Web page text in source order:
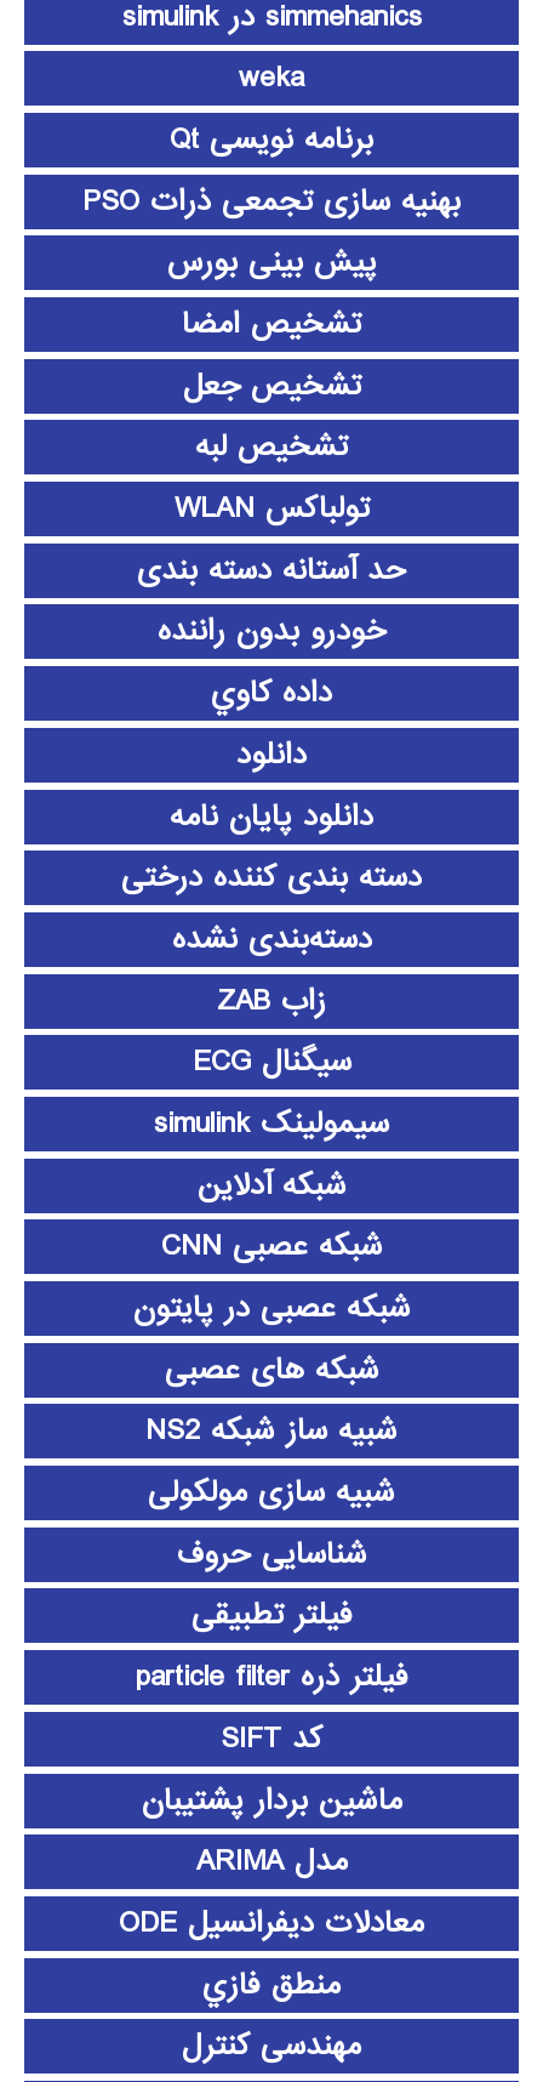
simmehanics در simulink
weka
برنامه نویسی Qt
بهنیه سازی تجمعی ذرات PSO
پیش بینی بورس
تشخیص امضا
تشخیص جعل
تشخیص لبه
تولباکس WLAN
حد آستانه دسته بندی
خودرو بدون راننده
داده كاوي
دانلود
دانلود پايان نامه
دسته بندی کننده درختی
دسته‌بندی نشده
زاب ZAB
سیگنال ECG
سیمولینک simulink
شبکه آدلاین
شبکه عصبی CNN
شبکه عصبی در پایتون
شبکه های عصبی
شبیه ساز شبکه NS2
شبیه سازی مولکولی
شناسایی حروف
فیلتر تطبیقی
فیلتر ذره particle filter
کد SIFT
ماشین بردار پشتیبان
مدل ARIMA
معادلات دیفرانسیل ODE
منطق فازي
مهندسی کنترل